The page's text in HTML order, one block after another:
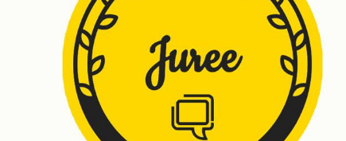
Thriller
Romantis Fiksi Ilmiah
Seksualitas
Masa
Kanak-
Kanak